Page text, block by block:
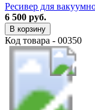
Ресивер для
6 500 руб.
В корзину
Код товара - 00350